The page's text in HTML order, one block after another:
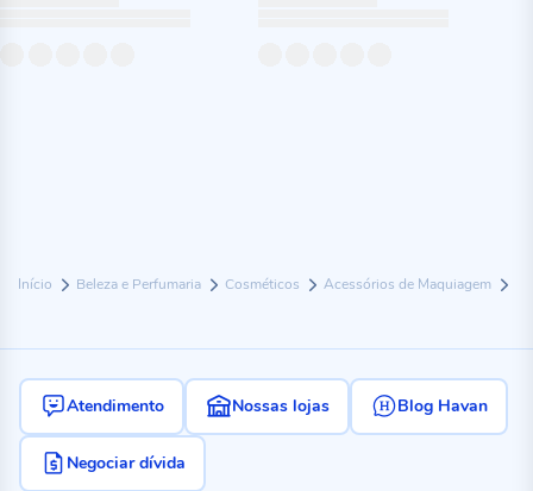
Início Beleza e Perfumaria Cosméticos Acessórios de Maquiagem
Atendimento Nossas lojas Blog Havan
Negociar dívida